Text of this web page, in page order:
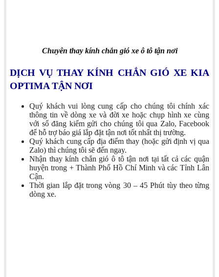
Chuyên thay kính chắn gió xe ô tô tận nơi
DỊCH VỤ THAY KÍNH CHẮN GIÓ XE KIA
OPTIMA TẬN NƠI
Quý khách vui lòng cung cấp cho chúng tôi chính xác
thông tin về dòng xe và đời xe hoặc chụp hình xe cùng
với sổ đăng kiểm gửi cho chúng tôi qua Zalo, Facebook
để hỗ trợ báo giá lắp đặt tận nơi tốt nhất thị trường.
Quý khách cung cấp địa điểm thay (hoặc gửi định vị qua
Zalo) thì chúng tôi sẽ đến ngay.
Nhận thay kính chắn gió ô tô tận nơi tại tất cả các quận
huyện trong + Thành Phố Hồ Chí Minh và các Tỉnh Lân
Cận.
Thời gian lắp đặt trong vòng 30 – 45 Phút tùy theo từng
dòng xe.